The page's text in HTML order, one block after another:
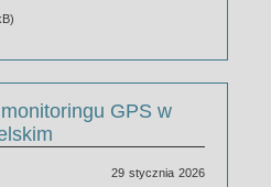
GPS w
29 stycznia 2026